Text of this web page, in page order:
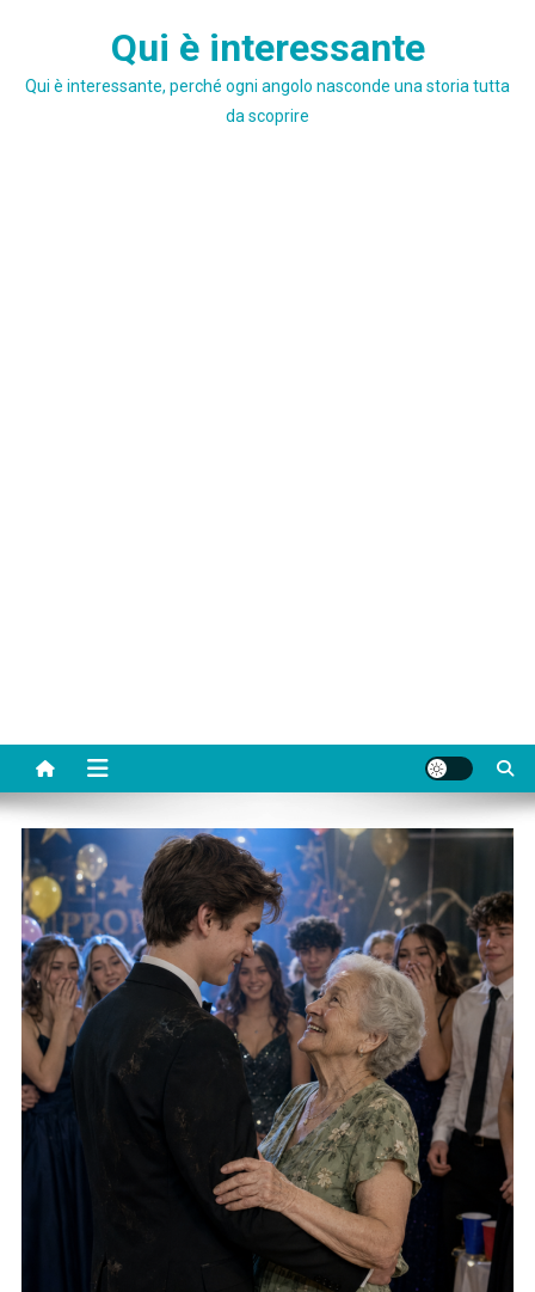
Qui è interessante
Qui è interessante, perché ogni angolo nasconde una storia tutta
da scoprire